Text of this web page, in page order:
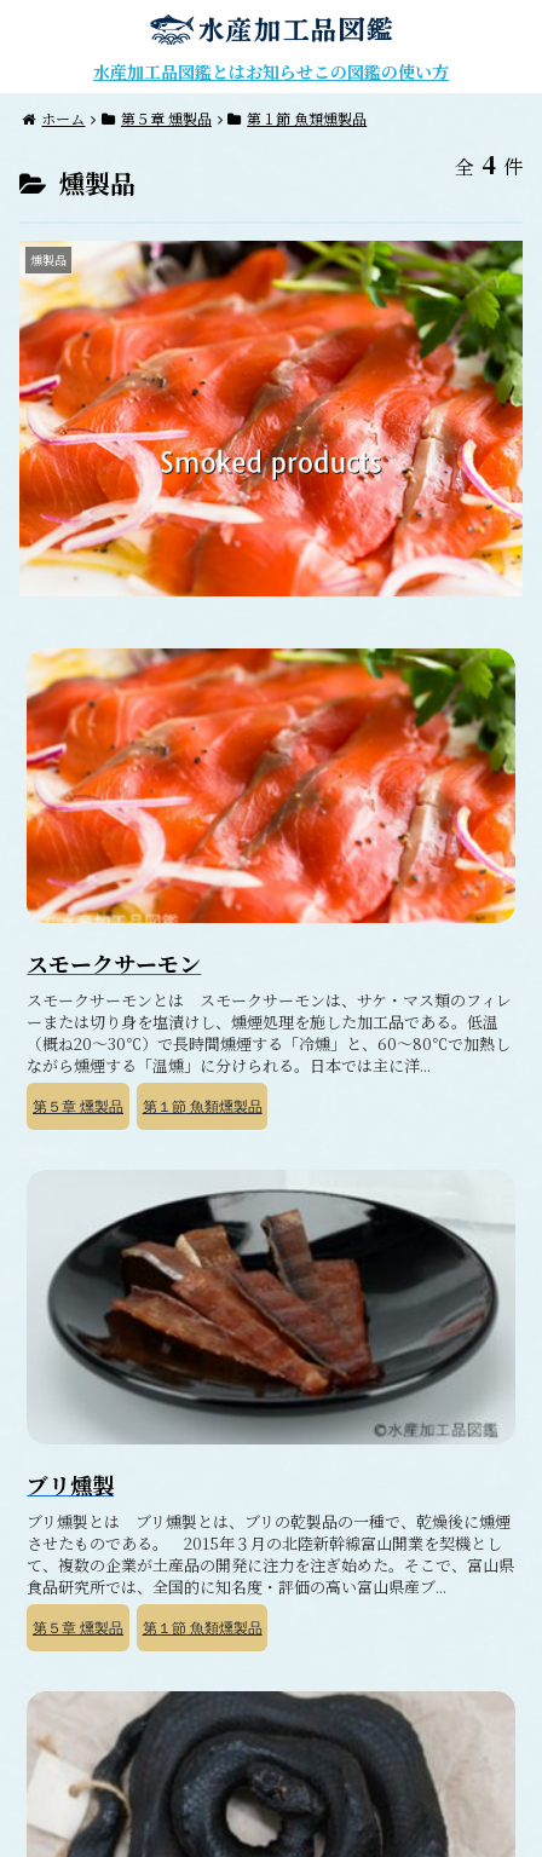
水産加工品図鑑とはお知らせこの図鑑の使い方
ホーム 第５章 燻製品 第１節 魚類燻製品
燻製品 全 4 件
燻製品
スモークサーモン
スモークサーモンとは スモークサーモンは、サケ・マス類のフィレ
ーまたは切り身を塩漬けし、燻煙処理を施した加工品である。低温
（概ね20～30℃）で長時間燻煙する「冷燻」と、60～80℃で加熱し
ながら燻煙する「温燻」に分けられる。日本では主に洋...
第５章 燻製品 第１節魚類燻製品
ブリ燻製
ブリ燻製とは ブリ燻製とは、ブリの乾製品の一種で、乾燥後に燻煙
させたものである。 2015年３月の北陸新幹線富山開業を契機とし
て、複数の企業が土産品の開発に注力を注ぎ始めた。そこで、富山県
食品研究所では、全国的に知名度・評価の高い富山県産ブ...
第５章 燻製品 第１節魚類燻製品